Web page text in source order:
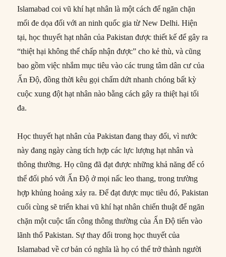
Islamabad coi vũ khí hạt nhân là một cách để ngăn chặn
mối đe dọa đối với an ninh quốc gia từ New Delhi. Hiện
tại, học thuyết hạt nhân của Pakistan được thiết kế để gây ra
“thiệt hại không thể chấp nhận được” cho kẻ thù, và cũng
bao gồm việc nhắm mục tiêu vào các trung tâm dân cư của
Ấn Độ, đồng thời kêu gọi chấm dứt nhanh chóng bất kỳ
cuộc xung đột hạt nhân nào bằng cách gây ra thiệt hại tối
đa.
Học thuyết hạt nhân của Pakistan đang thay đổi, vì nước
này đang ngày càng tích hợp các lực lượng hạt nhân và
thông thường. Họ cũng đã đạt được những khả năng để có
thể đối phó với Ấn Độ ở mọi nấc leo thang, trong trường
hợp khủng hoảng xảy ra. Để đạt được mục tiêu đó, Pakistan
cuối cùng sẽ triển khai vũ khí hạt nhân chiến thuật để ngăn
chặn một cuộc tấn công thông thường của Ấn Độ tiến vào
lãnh thổ Pakistan. Sự thay đổi trong học thuyết của
Islamabad về cơ bản có nghĩa là họ có thể trở thành người